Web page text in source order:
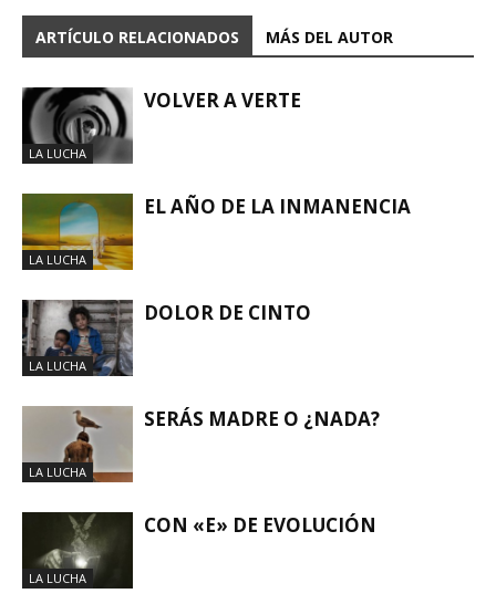
ARTÍCULO RELACIONADOS MÁS DEL AUTOR
LA LUCHA
VOLVER A VERTE
LA LUCHA
EL AÑO DE LA INMANENCIA
LA LUCHA
DOLOR DE CINTO
LA LUCHA
SERÁS MADRE O ¿NADA?
LA LUCHA
CON «E» DE EVOLUCIÓN